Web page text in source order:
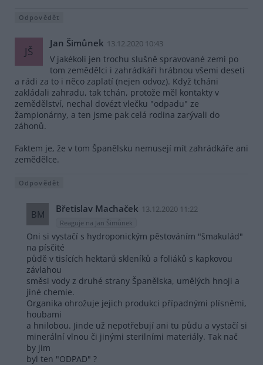
Odpovědět
JŠ
Jan Šimůnek 13.12.2020 10:43
V jakékoli jen trochu slušně spravované zemi po
tom zemědělci i zahrádkáři hrábnou všemi deseti
a rádi za to i něco zaplatí (nejen odvoz). Když tcháni
zakládali zahradu, tak tchán, protože měl kontakty v
zemědělství, nechal dovézt vlečku "odpadu" ze
žampionárny, a ten jsme pak celá rodina zarývali do
záhonů.
Faktem je, že v tom Španělsku nemusejí mít zahrádkáře ani
zemědělce.
Odpovědět
BM Břetislav Machaček 13.12.2020 11:22
Reaguje na Jan Šimůnek
Oni si vystačí s hydroponickým pěstováním "šmakulád"
na písčité
půdě v tisících hektarů skleníků a foliáků s kapkovou
závlahou
směsi vody z druhé strany Španělska, umělých hnoji a
jiné chemie.
Organika ohrožuje jejich produkci případnými plísněmi,
houbami
a hnilobou. Jinde už nepotřebují ani tu půdu a vystačí si
minerální vlnou či jinými sterilními materiály. Tak nač
by jim
byl ten "ODPAD" ?